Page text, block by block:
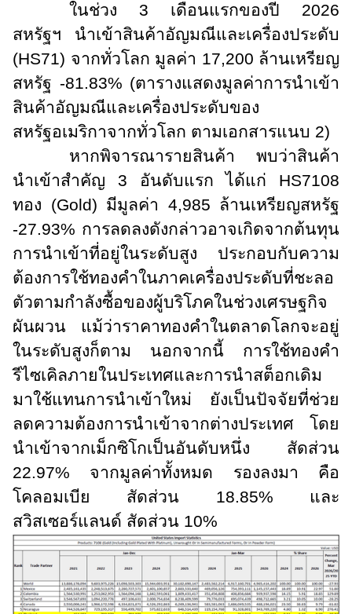
ในช่วง 3 เดือนแรกของปี 2026
สหรัฐฯ นำเข้าสินค้าอัญมณีและเครื่องประดับ
(HS71) จากทั่วโลก มูลค่า 17,200 ล้านเหรียญ
สหรัฐ -81.83% (ตารางแสดงมูลค่าการนำเข้า
สินค้าอัญมณีและเครื่องประดับของ
สหรัฐอเมริกาจากทั่วโลก ตามเอกสารแนบ 2)
หากพิจารณารายสินค้า พบว่าสินค้า
นำเข้าสำคัญ 3 อันดับแรก ได้แก่ HS7108
ทอง (Gold) มีมูลค่า 4,985 ล้านเหรียญสหรัฐ
-27.93% การลดลงดังกล่าวอาจเกิดจากต้นทุน
การนำเข้าที่อยู่ในระดับสูง ประกอบกับความ
ต้องการใช้ทองคำในภาคเครื่องประดับที่ชะลอ
ตัวตามกำลังซื้อของผู้บริโภคในช่วงเศรษฐกิจ
ผันผวน แม้ว่าราคาทองคำในตลาดโลกจะอยู่
ในระดับสูงก็ตาม นอกจากนี้ การใช้ทองคำ
รีไซเคิลภายในประเทศและการนำสต็อกเดิม
มาใช้แทนการนำเข้าใหม่ ยังเป็นปัจจัยที่ช่วย
ลดความต้องการนำเข้าจากต่างประเทศ โดย
นำเข้าจากเม็กซิโกเป็นอันดับหนึ่ง สัดส่วน
22.97% จากมูลค่าทั้งหมด รองลงมา คือ
โคลอมเบีย สัดส่วน 18.85% และ
สวิสเซอร์แลนด์ สัดส่วน 10%